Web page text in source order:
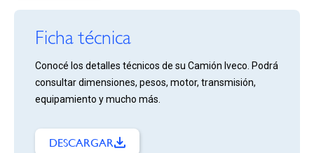
Ficha técnica
Conocé los detalles técnicos de su Camión Iveco. Podrá
consultar dimensiones, pesos, motor, transmisión,
equipamiento y mucho más.
DESCARGAR